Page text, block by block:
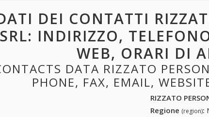
DEI CONTATTI
SRL: INDIRIZZO,
WEB, ORARI DI
DATA RIZZATO
PHONE, FAX, EMAIL,
RIZZATO
Regione (region):